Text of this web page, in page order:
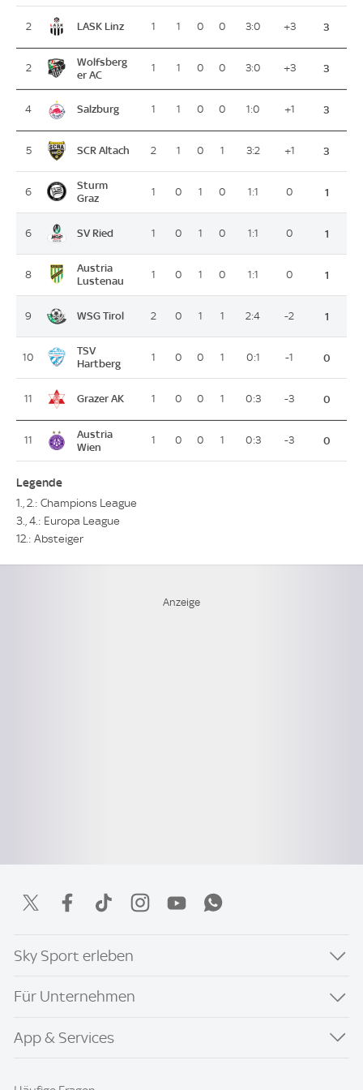
2 LASK Linz 1 1 0 0 3:0 +3 3
2
Wolfsberg
er AC
1 1 0 0 3:0 +3 3
4 Salzburg 1 1 0 0 1:0 +1 3
5 SCR Altach 2 1 0 1 3:2 +1 3
6
Sturm
Graz
1 0 1 0 1:1 0 1
6 SV Ried 1 0 1 0 1:1 0 1
8
Austria
Lustenau
1 0 1 0 1:1 0 1
9 WSG Tirol 2 0 1 1 2:4 -2 1
10
TSV
Hartberg
1 0 0 1 0:1 -1 0
11 Grazer AK 1 0 0 1 0:3 -3 0
11
Austria
Wien
1 0 0 1 0:3 -3 0
Legende
1., 2.: Champions League
3., 4.: Europa League
12.: Absteiger
Sky Sport erleben
Für Unternehmen
App & Services